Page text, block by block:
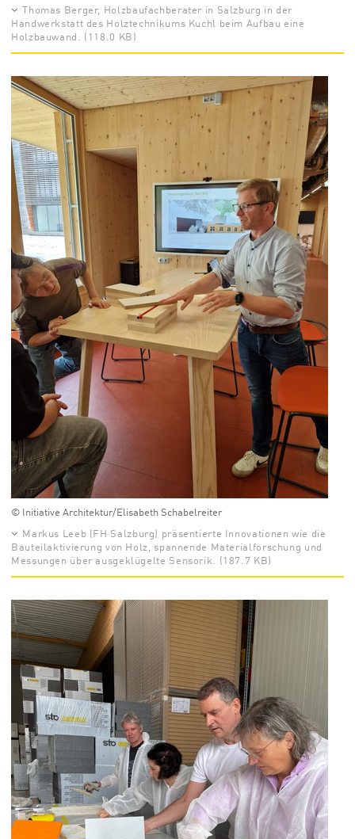
Thomas Berger, Holzbaufachberater in Salzburg in der
Handwerkstatt des Holztechnikums Kuchl beim Aufbau eine
Holzbauwand. (118.0 KB)
© Initiative Architektur/Elisabeth Schabelreiter
Markus Leeb (FH Salzburg) präsentierte Innovationen wie die
Bauteilaktivierung von Holz, spannende Materialforschung und
Messungen über ausgeklügelte Sensorik. (187.7 KB)